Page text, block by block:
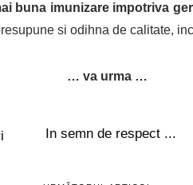
buna imunizare impotriva
si odihna de calitate,
… va urma …
In semn de respect ...